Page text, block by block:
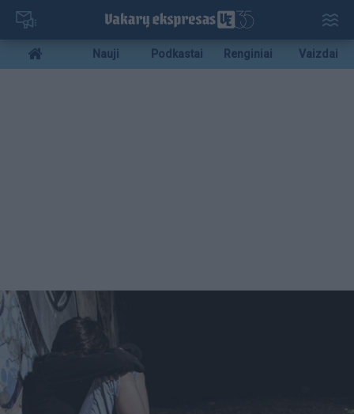
Pereiti
pagrindinį
turinį
Mobile
menu
Nauji Podkastai Renginiai Vaizdai